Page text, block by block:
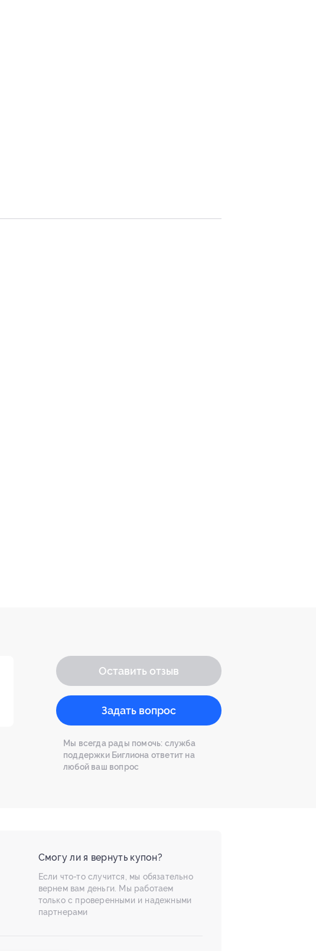
Оставить отзыв
Задать вопрос
Мы всегда рады помочь: служба
поддержки Биглиона ответит на
любой ваш вопрос
Смогу ли я вернуть купон?
Если что-то случится, мы обязательно
вернем вам деньги. Мы работаем
только с проверенными и надежными
партнерами